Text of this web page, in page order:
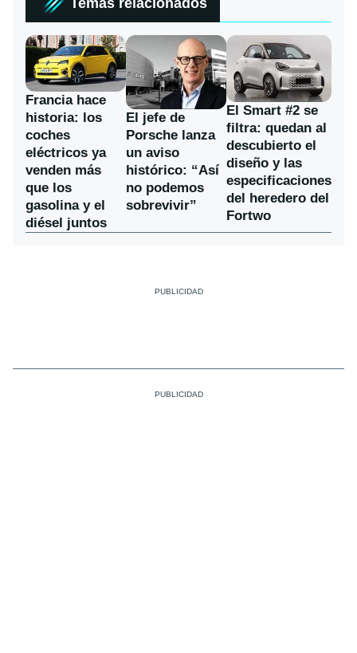
Francia hace
historia: los
coches
eléctricos ya
venden más
que los
gasolina y el
diésel juntos
El jefe de
Porsche lanza
un aviso
histórico: “Así
no podemos
sobrevivir”
El Smart #2 se
filtra: quedan al
descubierto el
diseño y las
especificaciones
del heredero del
Fortwo